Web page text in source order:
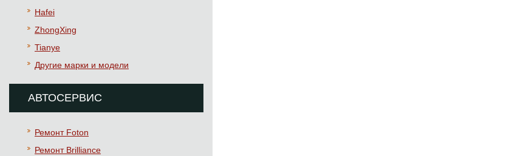
Hafei
ZhongXing
Tianye
Другие марки и модели
АВТОСЕРВИС
Ремонт Foton
Ремонт Brilliance